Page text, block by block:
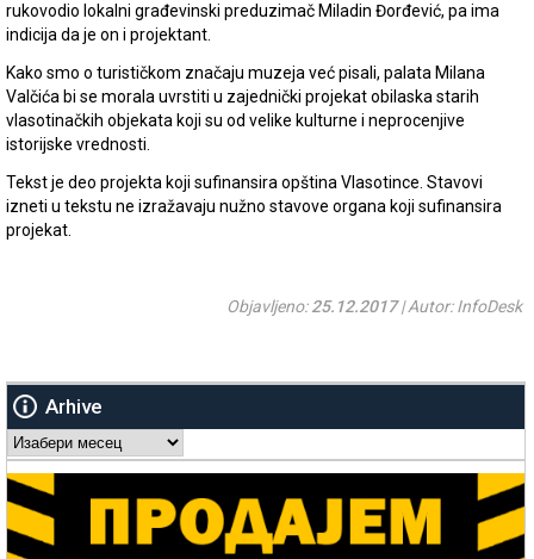
rukovodio lokalni građevinski preduzimač Miladin Đorđević, pa ima
indicija da je on i projektant.
Kako smo o turističkom značaju muzeja već pisali, palata Milana
Valčića bi se morala uvrstiti u zajednički projekat obilaska starih
vlasotinačkih objekata koji su od velike kulturne i neprocenjive
istorijske vrednosti.
Tekst je deo projekta koji sufinansira opština Vlasotince. Stavovi
izneti u tekstu ne izražavaju nužno stavove organa koji sufinansira
projekat.
Objavljeno:25.12.2017| Autor: InfoDesk
Arhive
Arhive